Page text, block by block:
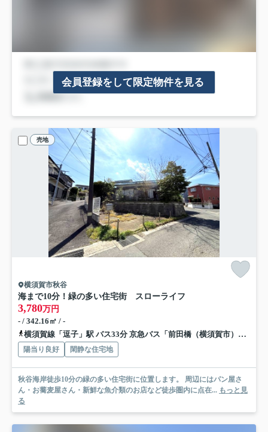
会員登録をして限定物件を見る
売地
横須賀市秋谷
海まで10分！緑の多い住宅街 スローライフ
3,780万円
- / 342.16㎡ / -
横須賀線「逗子」駅 バス33分 京急バス「前田橋（横須賀市）」 停歩3分
陽当り良好 閑静な住宅地
秋谷海岸徒歩10分の緑の多い住宅街に位置します。 周辺にはパン屋さ
ん・お蕎麦屋さん・新鮮な魚介類のお店など徒歩圏内に点在... もっと見
る